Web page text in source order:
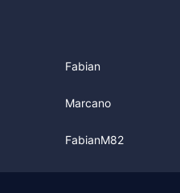
Fabian
Marcano
FabianM82